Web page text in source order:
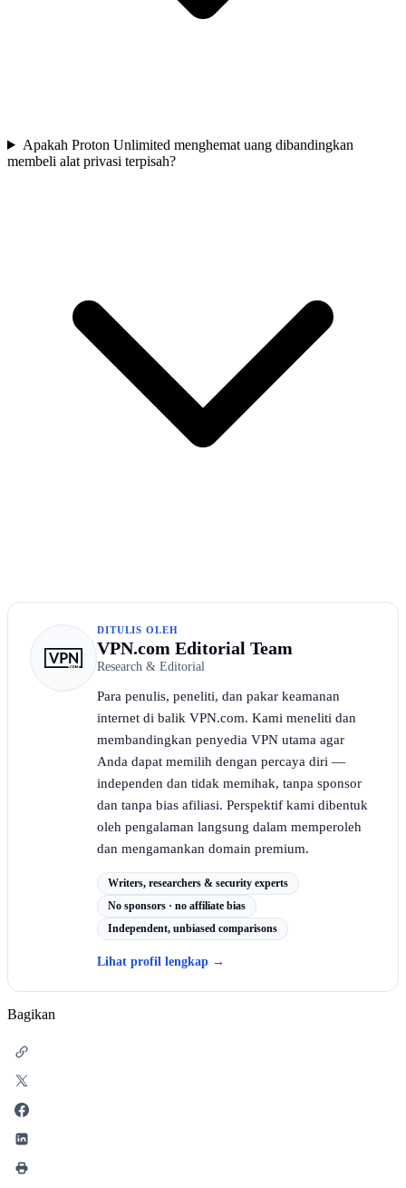
Apakah Proton Unlimited menghemat uang dibandingkan
membeli alat privasi terpisah?
DITULIS OLEH
VPN.com Editorial Team
Research & Editorial
Para penulis, peneliti, dan pakar keamanan
internet di balik VPN.com. Kami meneliti dan
membandingkan penyedia VPN utama agar
Anda dapat memilih dengan percaya diri —
independen dan tidak memihak, tanpa sponsor
dan tanpa bias afiliasi. Perspektif kami dibentuk
oleh pengalaman langsung dalam memperoleh
dan mengamankan domain premium.
Writers, researchers & security experts
No sponsors · no affiliate bias
Independent, unbiased comparisons
Lihat profil lengkap →
Bagikan